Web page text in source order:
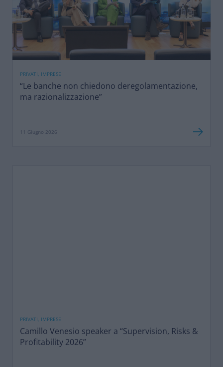
PRIVATI, IMPRESE
“Le banche non chiedono deregolamentazione,
ma razionalizzazione”
11 Giugno 2026
PRIVATI, IMPRESE
Camillo Venesio speaker a “Supervision, Risks &
Profitability 2026”